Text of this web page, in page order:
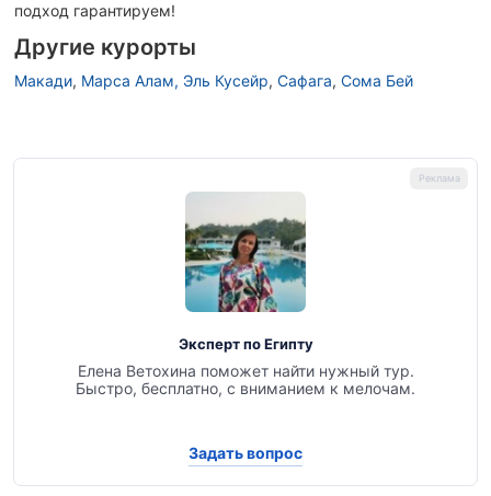
подход гарантируем!
Другие курорты
Макади, Марса Алам, Эль Кусейр, Сафага, Сома Бей
Эксперт по Египту
Елена Ветохина поможет найти нужный тур.
Быстро, бесплатно, с вниманием к мелочам.
Задать вопрос